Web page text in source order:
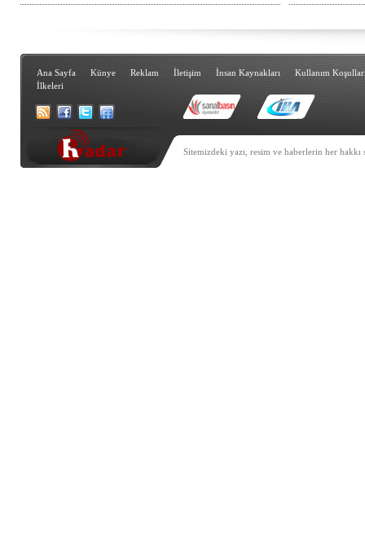
Ana Sayfa Künye Reklam İletişim İnsan Kaynakları
Kullanım
İlkeleri
Sitemizdeki yazı, resim ve haberlerin her